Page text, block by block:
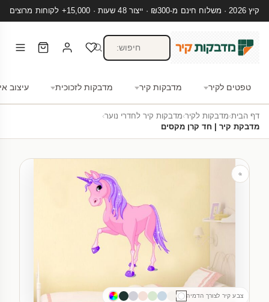
קיץ 2026 · משלוח חינם מ-₪300 · ייצור 48 שעות · 15,000+ לקוחות מרוצים
טפטים לקיר מדבקות קיר מדבקות לזכוכית עיצוב
דף הבית›מדבקות לקיר›מדבקות קיר לחדרי נוער›
מדבקת קיר | חד קרן מקסים
צבע קיר לצורך הדמיה